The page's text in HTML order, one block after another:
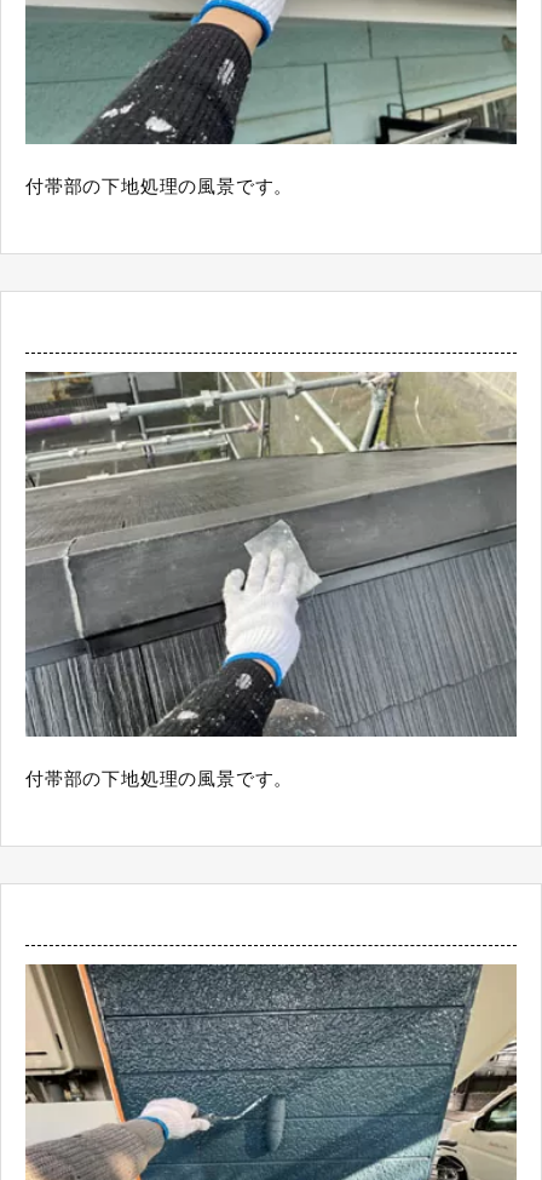
付帯部の下地処理の風景です。
付帯部の下地処理の風景です。